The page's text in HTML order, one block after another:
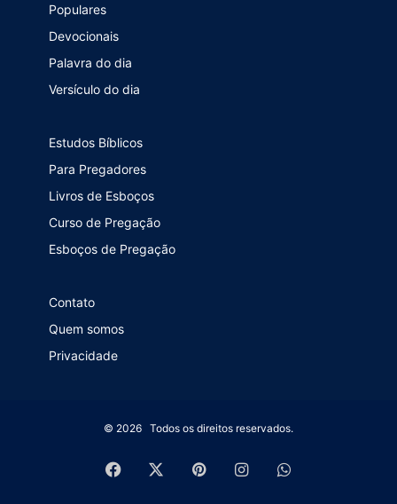
Populares
Devocionais
Palavra do dia
Versículo do dia
Estudos Bíblicos
Para Pregadores
Livros de Esboços
Curso de Pregação
Esboços de Pregação
Contato
Quem somos
Privacidade
© 2026 Todos os direitos reservados.
Facebook PinterestInstagramWhatsApp